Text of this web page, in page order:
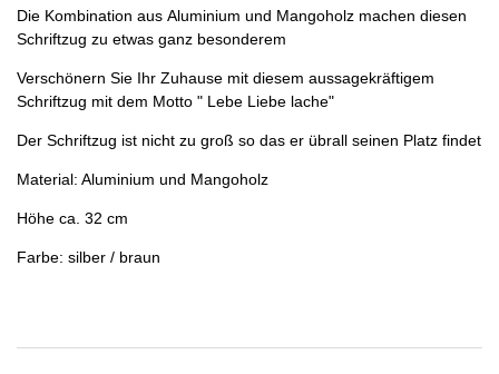
Die Kombination aus Aluminium und Mangoholz machen diesen
Schriftzug zu etwas ganz besonderem
Verschönern Sie Ihr Zuhause mit diesem aussagekräftigem
Schriftzug mit dem Motto " Lebe Liebe lache"
Der Schriftzug ist nicht zu groß so das er übrall seinen Platz findet
Material: Aluminium und Mangoholz
Höhe ca. 32 cm
Farbe: silber / braun